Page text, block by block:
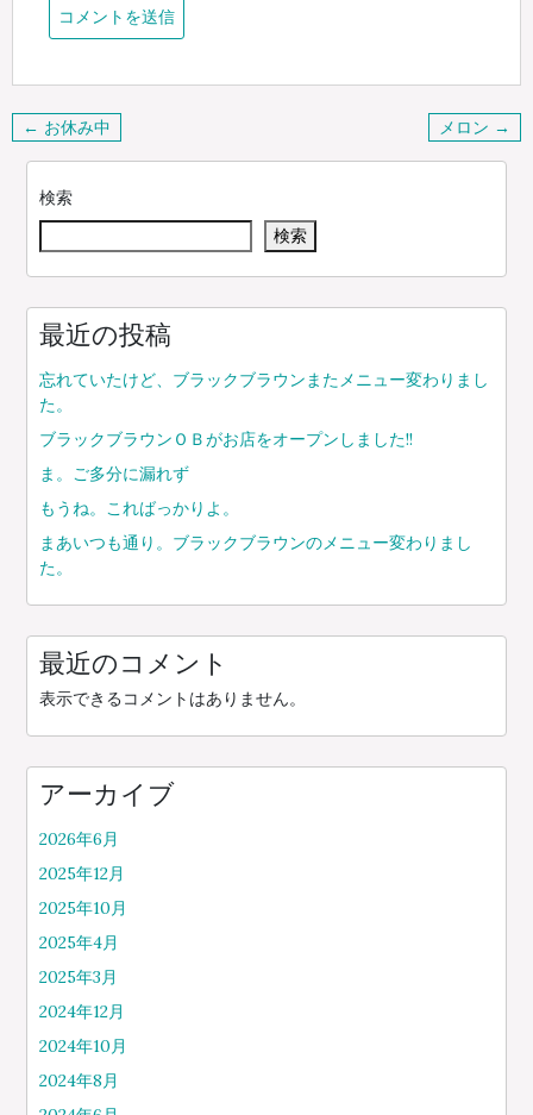
投
稿
ー
シ
← お休み中 メロン →
検索
検索
最近の投稿
忘れていたけど、ブラックブラウンまたメニュー変わりまし
た。
ブラックブラウンＯＢがお店をオープンしました!!
ま。ご多分に漏れず
もうね。こればっかりよ。
まあいつも通り。ブラックブラウンのメニュー変わりまし
た。
最近のコメント
表示できるコメントはありません。
アーカイブ
2026年6月
2025年12月
2025年10月
2025年4月
2025年3月
2024年12月
2024年10月
2024年8月